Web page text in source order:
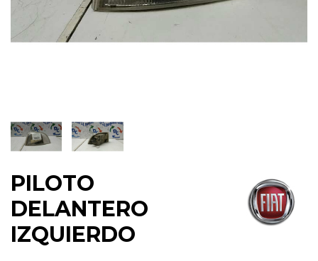
PILOTO
DELANTERO
IZQUIERDO